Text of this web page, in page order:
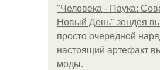
"Человека - Паука:
Новый День" зендея
просто очередной
настоящий артефакт
моды.